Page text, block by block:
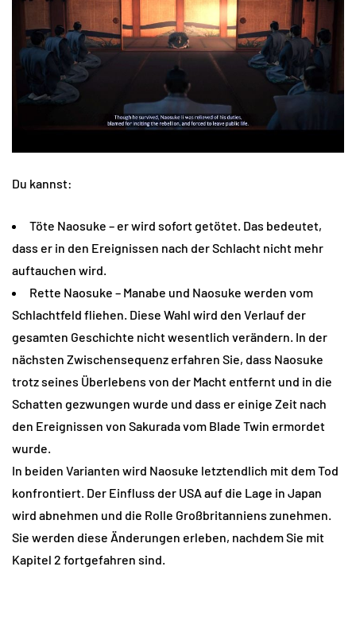
Du kannst:
Töte Naosuke – er wird sofort getötet. Das bedeutet,
dass er in den Ereignissen nach der Schlacht nicht mehr
auftauchen wird.
Rette Naosuke – Manabe und Naosuke werden vom
Schlachtfeld fliehen. Diese Wahl wird den Verlauf der
gesamten Geschichte nicht wesentlich verändern. In der
nächsten Zwischensequenz erfahren Sie, dass Naosuke
trotz seines Überlebens von der Macht entfernt und in die
Schatten gezwungen wurde und dass er einige Zeit nach
den Ereignissen von Sakurada vom Blade Twin ermordet
wurde.
In beiden Varianten wird Naosuke letztendlich mit dem Tod
konfrontiert. Der Einfluss der USA auf die Lage in Japan
wird abnehmen und die Rolle Großbritanniens zunehmen.
Sie werden diese Änderungen erleben, nachdem Sie mit
Kapitel 2 fortgefahren sind.